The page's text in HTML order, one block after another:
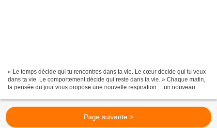
« Le temps décide qui tu rencontres dans ta vie. Le cœur décide qui tu veux
dans ta vie. Le comportement décide qui reste dans ta vie..» Chaque matin,
la pensée du jour vous propose une nouvelle respiration ... un nouveau
Page suivante >